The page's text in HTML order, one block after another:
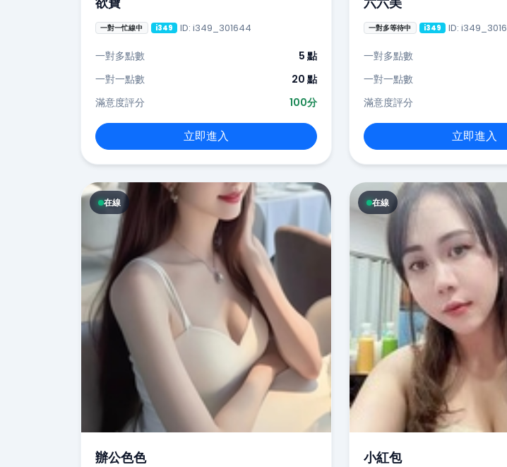
一對一忙線中 i349 ID: i349_301644
一對多點數
5 點
一對一點數
20 點
滿意度評分
100分
立即進入
一對多等待中 i349 ID:
一對多點數
一對一點數
滿意度評分
立即進入
在線
辦公色色
在線
小紅包